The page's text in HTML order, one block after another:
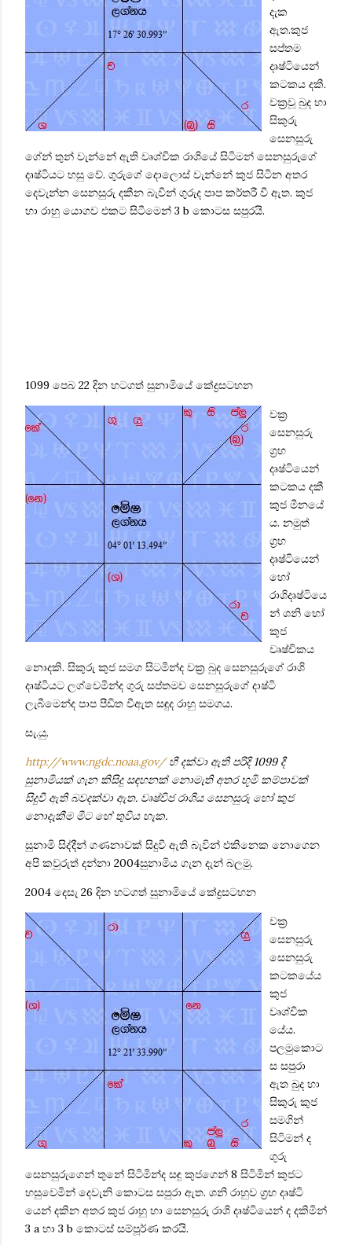
දැක
ඇත.කුජ
සප්තම
දෘෂ්ටියෙන්
කටකය දකී.
වක්‍රවූ බුද හා
සිකුරු
සෙනසුරු
ගේන් තුන් වැන්නේ ඇති වෘශ්චික රාශියේ සිටිමන් සෙනසුරුගේ
දෘෂ්‍ටියට හසු වේ. ගුරුගේ දොලොස් වැන්නේ කුජ සිටින අතර
දෙවැන්න සෙනසුරු දකීන බැවින් ගුරුද පාප කර්තරී වී ඇත. කුජ
හා රාහු යොගව එකට සිටීමෙන් 3b කොටස සපුරයි.
1099 පෙබ 22 දින හටගත් සුනාමියේ කේද්‍රසටහන
වක්‍ර
සෙනසුරු
ග්‍රහ
දෘෂ්ටියෙන්
කටකය දකී
කුජ ‍මීනයේ
ය. නමුත්
ග්‍රහ
දෘෂ්ටියෙන්
හෝ
රාශිදෘෂ්ටියෙ
න් ශනි‍ හෝ
කුජ
වෘෂ්චිකය
නොදකි. සිකුරු කුජ සමග සිටමින්ද වක්‍ර බුද සෙනසුරුගේ රාශි
දෘෂ්ටියට ලග්වෙමින්ද ගුරු සප්තමව සෙනසු‍රුගේ දාෂ්ටි
‍ලැබීමෙන්ද පාප පීඩිත වීඇත සඳුද රාහු සමගය.
සැ.යු.
http://www.ngdc.noaa.gov/හී දක්වා ඇති පරිදි 1099 දී
සුනාමියක් ගැන කිසිදු සඳහනක් නොමැති අතර ‍භූමි කම්පාවක්
සිදුවී ඇති බවදක්වා ඇත. වෘෂ්චිජ රාශිය සෙනසුරු හෝ කුජ
නොදැකීම මීට හේ තුවිය හැක.
සුනාමි සිද්දීන් ගණනාවක් සිදුවී ඇති බැවින් එකිනෙක නොගෙන
අපි කවුරුත් දන්නා 2004සුනාමිය ගැන දැන් බලමු.
2004 දෙසැ 26 දින හටගත් සුනාමියේ කේද්‍රසටහන
වක්‍ර
සෙනසුරු
සෙනසුරු
කටකයේය
කුජ
වෘශ්චික
යේය.
පලමුකොට
ස සපුරා
ඇත බුද හා
සිකුරු කුජ
සමගින්
සිටිමන් ද
ගුරු‍
සෙනසුරුගෙන් තුනේ සිටිමින්ද සඳු කුජගෙන් 8 සිටිමින් කුජට
හසුවෙමින් දෙවැනි කොටස සපුරා ඇත. ශනි රාහුව ග්‍රහ දෘෂ්ටි
යෙන් දකින අතර කුජ රාහු හා සෙනසුරු රාශි දෘෂ්ටියෙන් ද දකිමින්
3 a හා 3 b කොටස් සම්පූර්ණ කරයි.